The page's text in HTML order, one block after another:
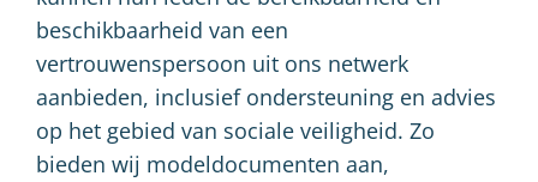
beschikbaarheid van een
vertrouwenspersoon uit ons netwerk
aanbieden, inclusief ondersteuning en advies
op het gebied van sociale veiligheid. Zo
bieden wij modeldocumenten aan,